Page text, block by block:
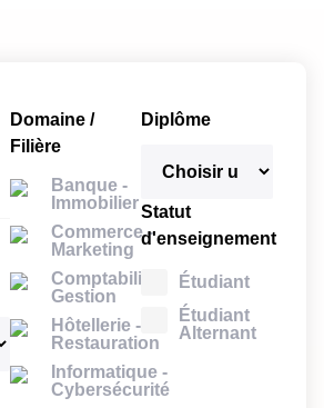
Domaine /
Filière
Banque -
Immobilier
Commerce -
Marketing
Comptabilité -
Gestion
Hôtellerie -
Restauration
Informatique -
Cybersécurité
Diplôme
Statut
d'enseignement
Étudiant
Étudiant
Alternant